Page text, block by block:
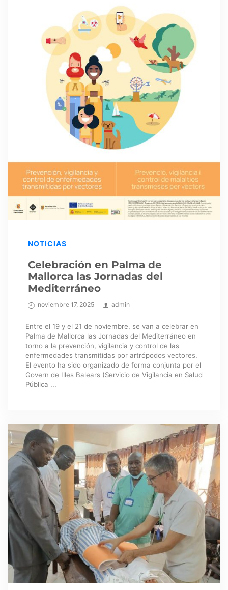
NOTICIAS
Celebración en Palma de
Mallorca las Jornadas del
Mediterráneo
noviembre 17, 2025 admin
Entre el 19 y el 21 de noviembre, se van a celebrar en
Palma de Mallorca las Jornadas del Mediterráneo en
torno a la prevención, vigilancia y control de las
enfermedades transmitidas por artrópodos vectores.
El evento ha sido organizado de forma conjunta por el
Govern de Illes Balears (Servicio de Vigilancia en Salud
Pública ...